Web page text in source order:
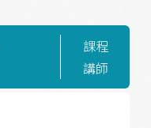
課程
講師